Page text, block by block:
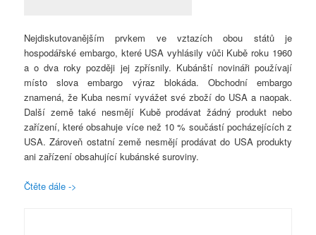
Nejdiskutovanějším prvkem ve vztazích obou států je
hospodářské embargo, které USA vyhlásily vůči Kubě roku 1960
a o dva roky později jej zpřísnily. Kubánští novináři používají
místo slova embargo výraz blokáda. Obchodní embargo
znamená, že Kuba nesmí vyvážet své zboží do USA a naopak.
Další země také nesmějí Kubě prodávat žádný produkt nebo
zařízení, které obsahuje více než 10 % součástí pocházejících z
USA. Zároveň ostatní země nesmějí prodávat do USA produkty
ani zařízení obsahující kubánské suroviny.
Čtěte dále ->